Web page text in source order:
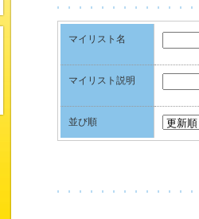
マイリスト名
マイリスト説明
並び順